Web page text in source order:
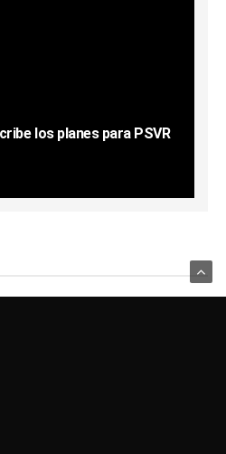
los planes para PSVR